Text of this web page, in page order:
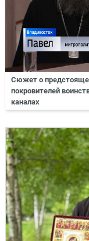
Сюжет о
покровителей
каналах